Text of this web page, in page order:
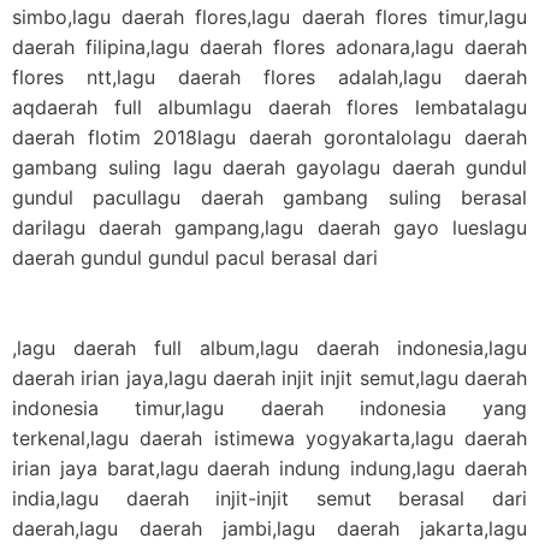
simbo,lagu daerah flores,lagu daerah flores timur,lagu
daerah filipina,lagu daerah flores adonara,lagu daerah
flores ntt,lagu daerah flores adalah,lagu daerah
aqdaerah full albumlagu daerah flores lembatalagu
daerah flotim 2018lagu daerah gorontalolagu daerah
gambang suling lagu daerah gayolagu daerah gundul
gundul pacullagu daerah gambang suling berasal
darilagu daerah gampang,lagu daerah gayo lueslagu
daerah gundul gundul pacul berasal dari
,lagu daerah full album,lagu daerah indonesia,lagu
daerah irian jaya,lagu daerah injit injit semut,lagu daerah
indonesia timur,lagu daerah indonesia yang
terkenal,lagu daerah istimewa yogyakarta,lagu daerah
irian jaya barat,lagu daerah indung indung,lagu daerah
india,lagu daerah injit-injit semut berasal dari
daerah,lagu daerah jambi,lagu daerah jakarta,lagu